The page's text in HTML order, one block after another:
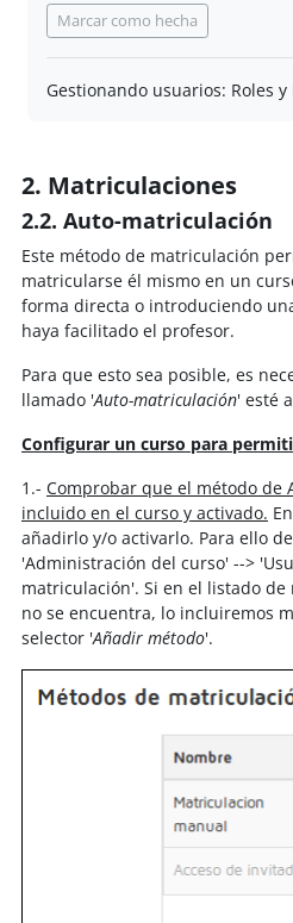
Marcar como hecha
Gestionando usuarios: Roles
2. Matriculaciones
2.2. Auto-matriculación
Este método de matriculación
matricularse él mismo en un
forma directa o introduciendo
haya facilitado el profesor.
Para que esto sea posible, es
llamado 'Auto-matriculación' esté
Configurar un curso para
1.- Comprobar que el método de
incluido en el curso y activado.
añadirlo y/o activarlo. Para ello
'Administración del curso' -->
matriculación'. Si en el listado
no se encuentra, lo incluiremos
selector 'Añadir método'.